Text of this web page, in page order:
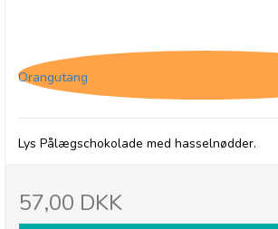
Orangutang
Lys Pålægschokolade med hasselnødder.
57,00 DKK